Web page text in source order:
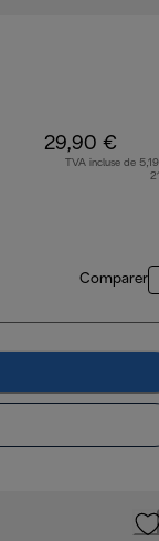
29,90 €
TVA incluse de
Comparer